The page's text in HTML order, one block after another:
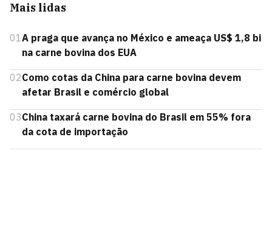
Mais lidas
01A praga que avança no México e ameaça US$ 1,8 bi
na carne bovina dos EUA
02Como cotas da China para carne bovina devem
afetar Brasil e comércio global
03China taxará carne bovina do Brasil em 55% fora
da cota de importação